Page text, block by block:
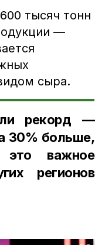
тысяч тонн
—
сыра.
рекорд —
30% больше,
важное
регионов